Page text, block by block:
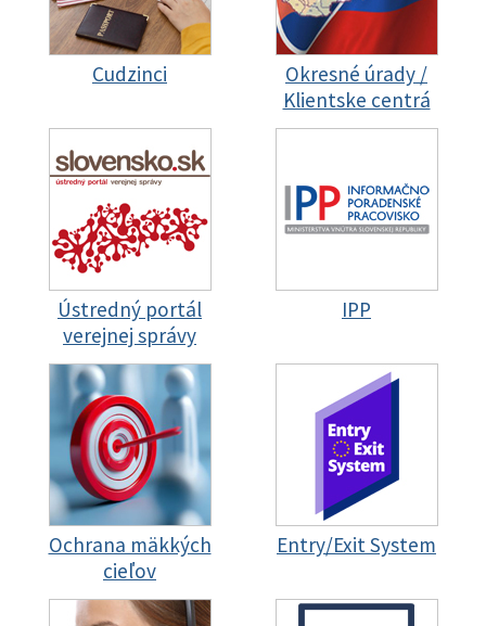
Cudzinci
Okresné úrady /
Klientske centrá
Ústredný portál
verejnej správy
IPP
Ochrana mäkkých
cieľov
Entry/Exit System